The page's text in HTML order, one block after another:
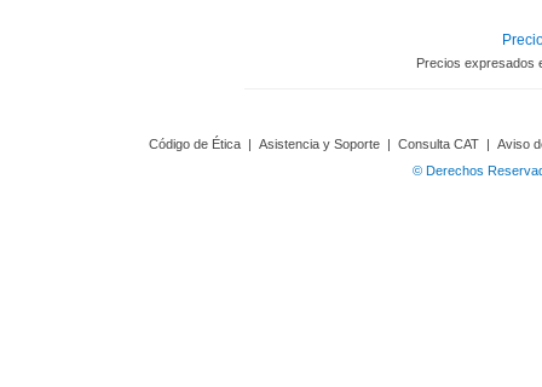
Precios expresados
Código de Ética | Asistencia y Soporte | Consulta CAT | Aviso
© Derechos